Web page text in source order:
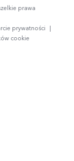
prawa
prywatności
|
cookie